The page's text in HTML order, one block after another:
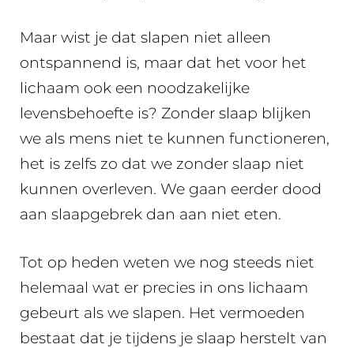
Maar wist je dat slapen niet alleen
ontspannend is, maar dat het voor het
lichaam ook een noodzakelijke
levensbehoefte is? Zonder slaap blijken
we als mens niet te kunnen functioneren,
het is zelfs zo dat we zonder slaap niet
kunnen overleven. We gaan eerder dood
aan slaapgebrek dan aan niet eten.
Tot op heden weten we nog steeds niet
helemaal wat er precies in ons lichaam
gebeurt als we slapen. Het vermoeden
bestaat dat je tijdens je slaap herstelt van